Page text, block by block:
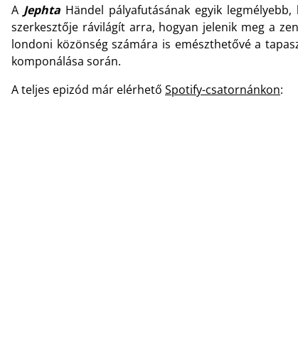
A Jephta Händel pályafutásának egyik
szerkesztője rávilágít arra, hogyan jelenik meg a
londoni közönség számára is emészthetővé a
komponálása során.
A teljes epizód már elérhető Spotify-csatornánkon: